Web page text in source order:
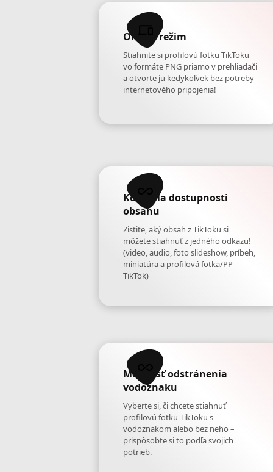
Offline režim
Stiahnite si profilovú fotku TikToku
vo formáte PNG priamo v prehliadači
a otvorte ju kedykoľvek bez potreby
internetového pripojenia!
Kontrola dostupnosti
obsahu
Zistite, aký obsah z TikToku si
môžete stiahnuť z jedného odkazu!
(video, audio, foto slideshow, príbeh,
miniatúra a profilová fotka/PP
TikTok)
Možnosť odstránenia
vodoznaku
Vyberte si, či chcete stiahnuť
profilovú fotku TikToku s
vodoznakom alebo bez neho –
prispôsobte si to podľa svojich
potrieb.